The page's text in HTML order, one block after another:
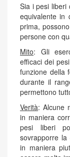
Sia i pesi liberi
equivalente in
prima,
persone con
Mito: Gli
efficaci dei
funzione della
durante il
permettono
Verità: Alcune
in maniera
pesi liberi
sovrapporre
in maniera